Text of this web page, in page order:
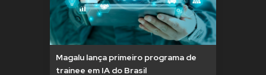
Magalu lança primeiro programa de
trainee em IA do Brasil